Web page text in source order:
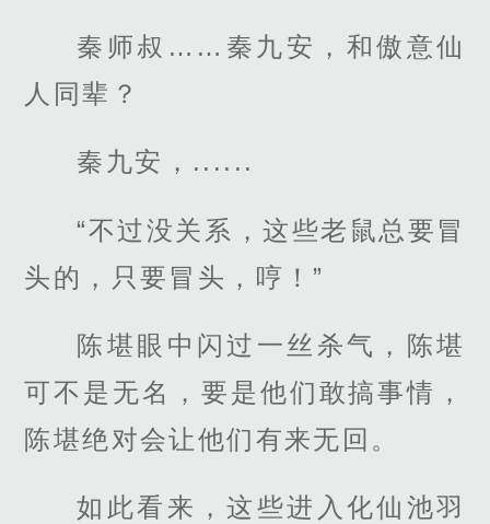
秦师叔……秦九安，和傲意仙
人同辈？
秦九安，......
“不过没关系，这些老鼠总要冒
头的，只要冒头，哼！”
陈堪眼中闪过一丝杀气，陈堪
可不是无名，要是他们敢搞事情，
陈堪绝对会让他们有来无回。
如此看来，这些进入化仙池羽